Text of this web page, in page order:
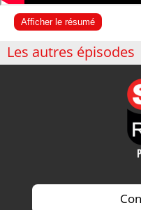
Afficher le résumé
Les autres épisodes